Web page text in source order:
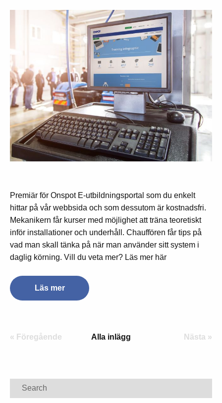
Premiär för Onspot E-utbildningsportal som du enkelt
hittar på vår webbsida och som dessutom är kostnadsfri.
Mekanikern får kurser med möjlighet att träna teoretiskt
inför installationer och underhåll. Chauffören får tips på
vad man skall tänka på när man använder sitt system i
daglig körning. Vill du veta mer? Läs mer här
Läs mer
« Föregående Alla inlägg Nästa »
Search